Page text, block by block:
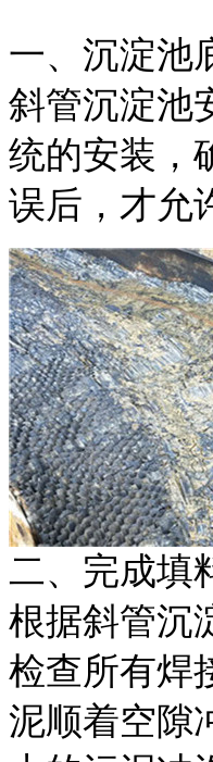
一、 沉淀池
斜管沉淀池
统的安装，
误后，才允
二、 完成填
根据斜管沉
检查所有焊
泥顺着空隙